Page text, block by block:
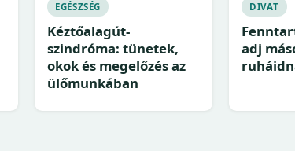
EGÉSZSÉG
Kéztőalagút-
szindróma: tünetek,
okok és megelőzés az
ülőmunkában
DIVAT
adj